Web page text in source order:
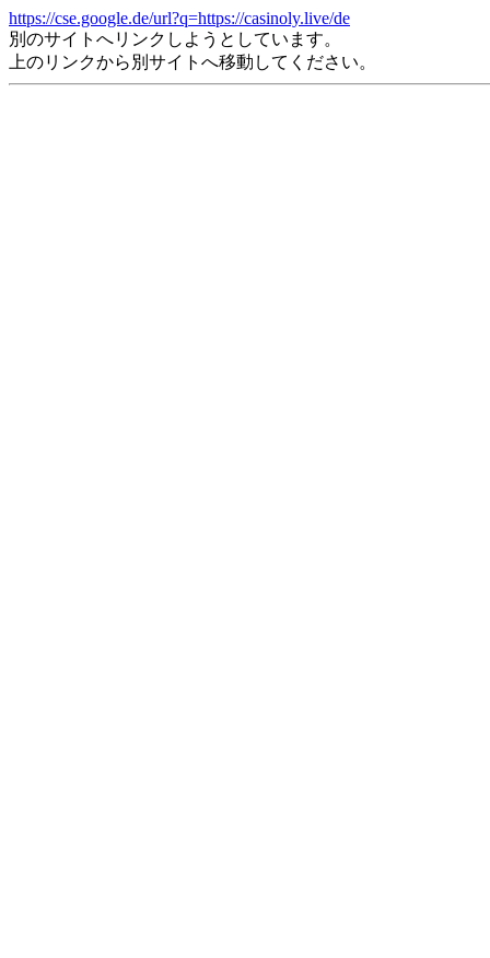
https://cse.google.de/url?q=https://casinoly.live/de
別のサイトへリンクしようとしています。
上のリンクから別サイトへ移動してください。